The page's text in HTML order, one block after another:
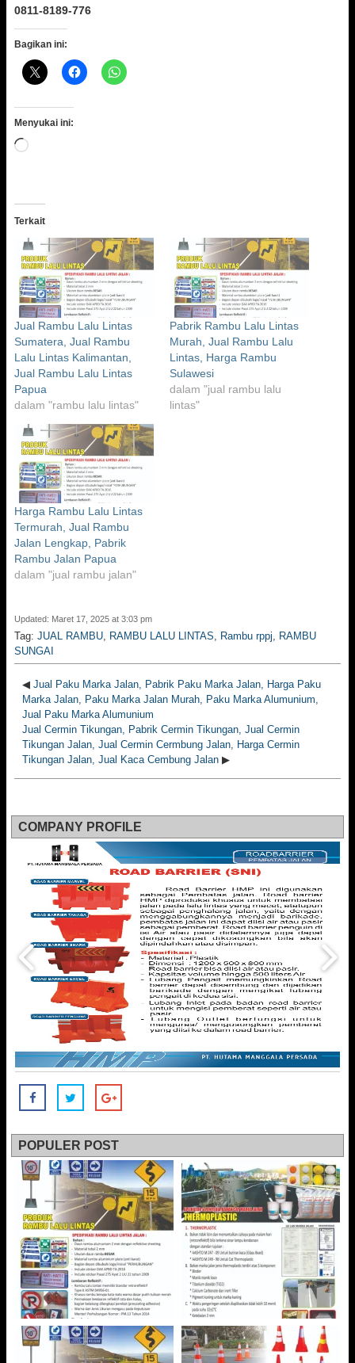
0811-8189-776
Bagikan ini:
Menyukai ini:
Memuat...
Terkait
Jual Rambu Lalu Lintas
Sumatera, Jual Rambu
Lalu Lintas Kalimantan,
Jual Rambu Lalu Lintas
Papua
dalam "rambu lalu lintas"
Pabrik Rambu Lalu Lintas
Murah, Jual Rambu Lalu
Lintas, Harga Rambu
Sulawesi
dalam "jual rambu lalu
lintas"
Harga Rambu Lalu Lintas
Termurah, Jual Rambu
Jalan Lengkap, Pabrik
Rambu Jalan Papua
dalam "jual rambu jalan"
Updated: Maret 17, 2025 at 3:03 pm
Tag: JUAL RAMBU, RAMBU LALU LINTAS, Rambu rppj, RAMBU
SUNGAI
◀ Jual Paku Marka Jalan, Pabrik Paku Marka Jalan, Harga Paku
Marka Jalan, Paku Marka Jalan Murah, Paku Marka Alumunium,
Jual Paku Marka Alumunium
Jual Cermin Tikungan, Pabrik Cermin Tikungan, Jual Cermin
Tikungan Jalan, Jual Cermin Cermbung Jalan, Harga Cermin
Tikungan Jalan, Jual Kaca Cembung Jalan ▶
COMPANY PROFILE
POPULER POST